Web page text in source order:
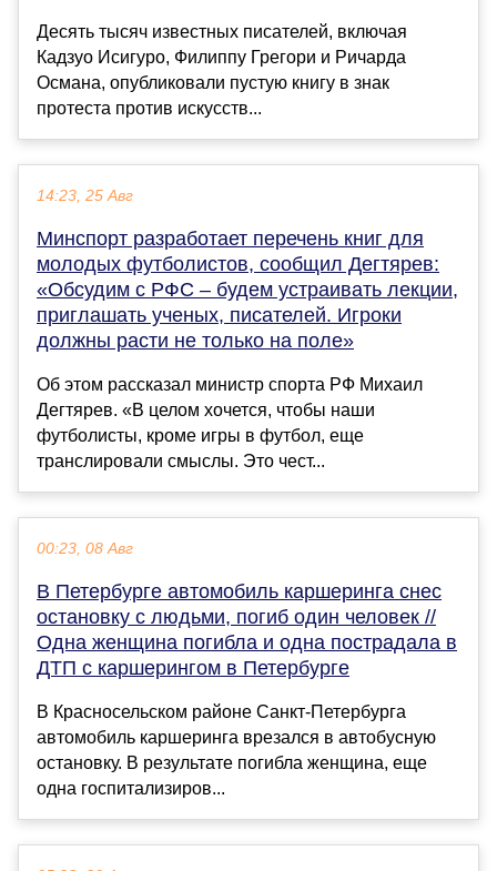
Десять тысяч известных писателей, включая
Кадзуо Исигуро, Филиппу Грегори и Ричарда
Османа, опубликовали пустую книгу в знак
протеста против искусств...
14:23, 25 Авг
Минспорт разработает перечень книг для
молодых футболистов, сообщил Дегтярев:
«Обсудим с РФС – будем устраивать лекции,
приглашать ученых, писателей. Игроки
должны расти не только на поле»
Об этом рассказал министр спорта РФ Михаил
Дегтярев. «В целом хочется, чтобы наши
футболисты, кроме игры в футбол, еще
транслировали смыслы. Это чест...
00:23, 08 Авг
В Петербурге автомобиль каршеринга снес
остановку с людьми, погиб один человек //
Одна женщина погибла и одна пострадала в
ДТП с каршерингом в Петербурге
В Красносельском районе Санкт-Петербурга
автомобиль каршеринга врезался в автобусную
остановку. В результате погибла женщина, еще
одна госпитализиров...